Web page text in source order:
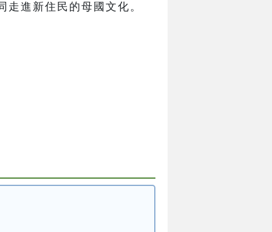
進新住民的母國文化。